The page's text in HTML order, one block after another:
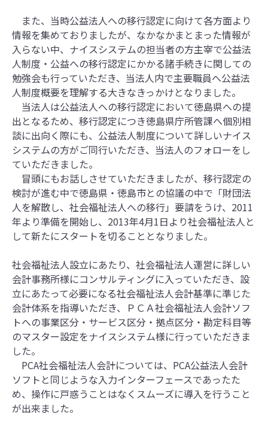
また、当時公益法人への移行認定に向けて各方面より
情報を集めておりましたが、なかなかまとまった情報が
入らない中、ナイスシステムの担当者の方主宰で公益法
人制度・公益への移行認定にかかる諸手続きに関しての
勉強会も行っていただき、当法人内で主要職員へ公益法
人制度概要を理解する大きなきっかけとなりました。
当法人は公益法人への移行認定において徳島県への提
出となるため、移行認定につき徳島県庁所管課へ個別相
談に出向く際にも、公益法人制度について詳しいナイス
システムの方がご同行いただき、当法人のフォローをし
ていただきました。
冒頭にもお話しさせていただきましたが、移行認定の
検討が進む中で徳島県・徳島市との協議の中で「財団法
人を解散し、社会福祉法人への移行」要請をうけ、2011
年より準備を開始し、2013年4月1日より社会福祉法人と
して新たにスタートを切ることとなりました。
社会福祉法人設立にあたり、社会福祉法人運営に詳しい
会計事務所様にコンサルティングに入っていただき、設
立にあたって必要になる社会福祉法人会計基準に準じた
会計体系を指導いただき、ＰＣＡ社会福祉法人会計ソフ
トへの事業区分・サービス区分・拠点区分・勘定科目等
のマスター設定をナイスシステム様に行っていただきま
した。
PCA社会福祉法人会計については、PCA公益法人会計
ソフトと同じような入力インターフェースであったた
め、操作に戸惑うことはなくスムーズに導入を行うこと
が出来ました。